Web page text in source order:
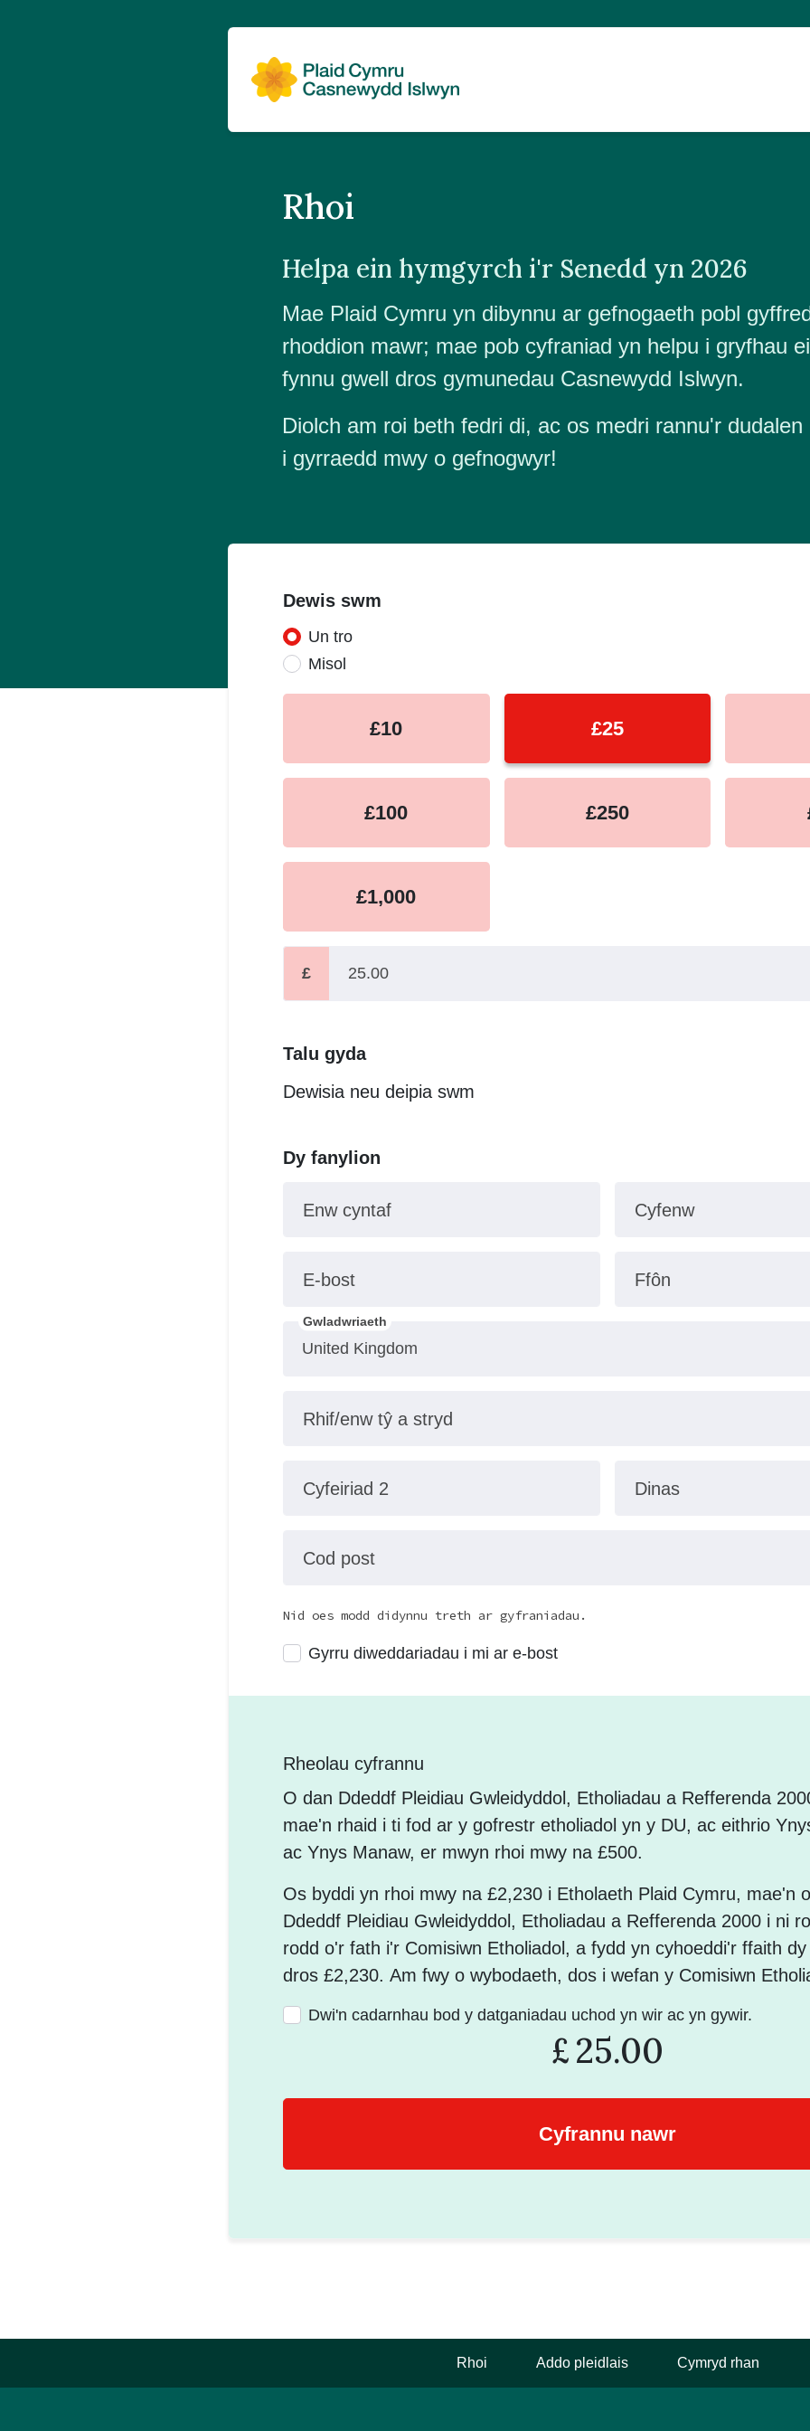
Rhoi
Helpa ein hymgyrch i'r Senedd yn 2026
Mae Plaid Cymru yn dibynnu ar gefnogaeth pobl
rhoddion mawr; mae pob cyfraniad yn helpu i gryfhau
fynnu gwell dros gymunedau Casnewydd Islwyn.
Diolch am roi beth fedri di, ac os medri rannu'r dudalen
i gyrraedd mwy o gefnogwyr!
Dewis swm
Donation frequency
Un tro
Misol
£10 £25
£100 £250
£1,000
£
Talu gyda
Dewisia neu deipia swm
Dy fanylion
Enw cyntaf Cyfenw
E-bost Ffôn
Gwladwriaeth
Rhif/enw tŷ a stryd
Cyfeiriad 2 Dinas
Cod post
Nid oes modd didynnu treth ar gyfraniadau.
Gyrru diweddariadau i mi ar e-bost
Rheolau cyfrannu
O dan Ddeddf Pleidiau Gwleidyddol, Etholiadau a Refferenda
mae'n rhaid i ti fod ar y gofrestr etholiadol yn y DU, ac eithrio
ac Ynys Manaw, er mwyn rhoi mwy na £500.
Os byddi yn rhoi mwy na £2,230 i Etholaeth Plaid Cymru, mae'n
Ddeddf Pleidiau Gwleidyddol, Etholiadau a Refferenda 2000 i ni
rodd o'r fath i'r Comisiwn Etholiadol, a fydd yn cyhoeddi'r ffaith
dros £2,230. Am fwy o wybodaeth, dos i wefan y Comisiwn
Dwi'n cadarnhau bod y datganiadau uchod yn wir ac yn gywir.
£25.00
Rhoi Addo pleidlais Cymryd rhan